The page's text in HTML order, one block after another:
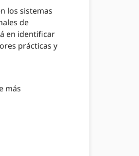
los sistemas
de
en identificar
prácticas y
más